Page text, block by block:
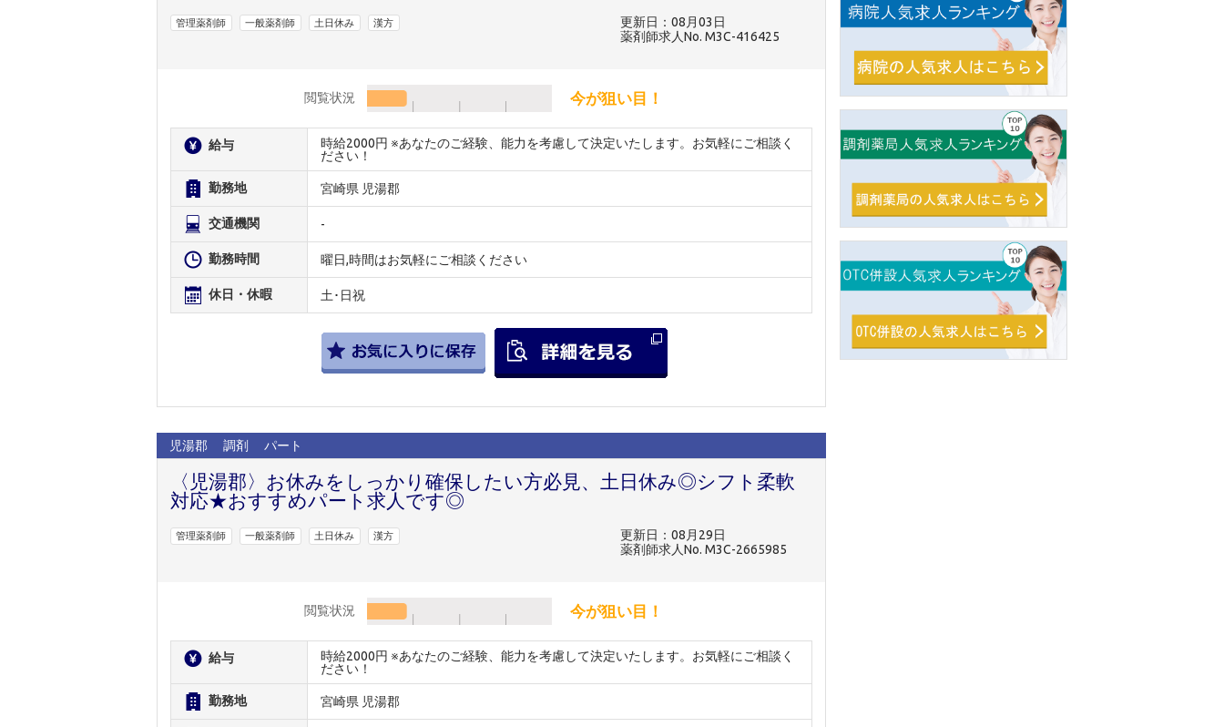
管理薬剤師 一般薬剤師 土日休み 漢方
更新日：08月03日
薬剤師求人No. M3C-416425
閲覧状況 今が狙い目！
給与
時給2000円 ※あなたのご経験、能力を考慮して決定いたします。お気軽にご相談く
ださい！
勤務地 宮崎県 児湯郡
交通機関 -
勤務時間 曜日,時間はお気軽にご相談ください
休日・休暇 土･日祝
児湯郡 調剤 パート
〈児湯郡〉お休みをしっかり確保したい方必見、土日休み◎シフト柔軟
対応★おすすめパート求人です◎
管理薬剤師 一般薬剤師 土日休み 漢方
更新日：08月29日
薬剤師求人No. M3C-2665985
閲覧状況 今が狙い目！
給与
時給2000円 ※あなたのご経験、能力を考慮して決定いたします。お気軽にご相談く
ださい！
勤務地 宮崎県 児湯郡